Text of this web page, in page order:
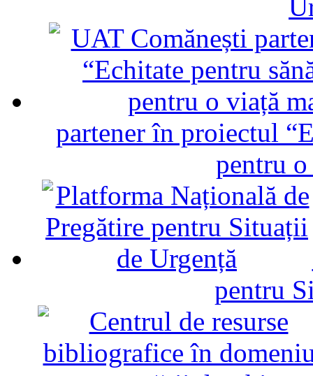
partener în proiectul
pentru
pentru